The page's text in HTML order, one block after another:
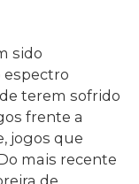
sido
terem sofrido
frente a
jogos que
mais recente
de